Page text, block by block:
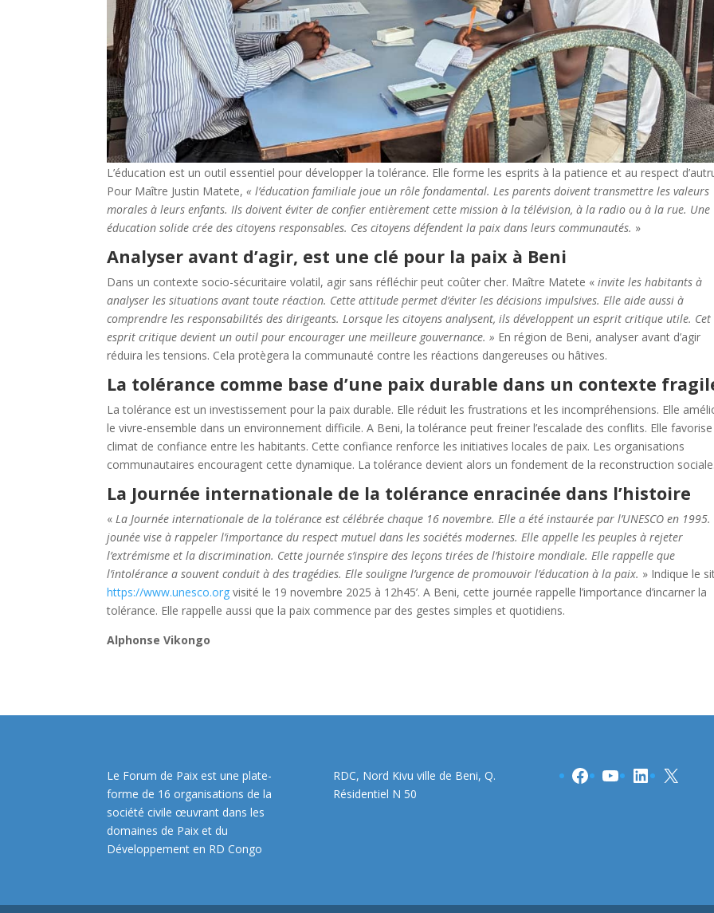
L’éducation est un outil essentiel pour développer la tolérance. Elle forme les esprits à la patience et au respect
Pour Maître Justin Matete,« l’éducation familiale joue un rôle fondamental. Les parents doivent transmettre les valeurs
morales à leurs enfants. Ils doivent éviter de confier entièrement cette mission à la télévision, à la radio ou à la rue. Une
éducation solide crée des citoyens responsables. Ces citoyens défendent la paix dans leurs communautés. »
Analyser avant d’agir, est une clé pour la paix à Beni
Dans un contexte socio-sécuritaire volatil, agir sans réfléchir peut coûter cher. Maître Matete «invite les habitants à
analyser les situations avant toute réaction. Cette attitude permet d’éviter les décisions impulsives. Elle aide aussi à
comprendre les responsabilités des dirigeants. Lorsque les citoyens analysent, ils développent un esprit critique utile. Cet
esprit critique devient un outil pour encourager une meilleure gouvernance. » En région de Beni, analyser avant d’agir
réduira les tensions. Cela protègera la communauté contre les réactions dangereuses ou hâtives.
La tolérance comme base d’une paix durable dans un contexte
La tolérance est un investissement pour la paix durable. Elle réduit les frustrations et les incompréhensions. Elle
le vivre-ensemble dans un environnement difficile. A Beni, la tolérance peut freiner l’escalade des conflits. Elle
climat de confiance entre les habitants. Cette confiance renforce les initiatives locales de paix. Les organisations
communautaires encouragent cette dynamique. La tolérance devient alors un fondement de la reconstruction
La Journée internationale de la tolérance enracinée dans l’histoire
« La Journée internationale de la tolérance est célébrée chaque 16 novembre. Elle a été instaurée par l’UNESCO en 1995.
jounée vise à rappeler l’importance du respect mutuel dans les sociétés modernes. Elle appelle les peuples à rejeter
l’extrémisme et la discrimination. Cette journée s’inspire des leçons tirées de l’histoire mondiale. Elle rappelle que
l’intolérance a souvent conduit à des tragédies. Elle souligne l’urgence de promouvoir l’éducation à la paix. » Indique le
https://www.unesco.org visité le 19 novembre 2025 à 12h45’. A Beni, cette journée rappelle l’importance d’incarner la
tolérance. Elle rappelle aussi que la paix commence par des gestes simples et quotidiens.
Alphonse Vikongo
Le Forum de Paix est une plate-
forme de 16 organisations de la
société civile œuvrant dans les
domaines de Paix et du
Développement en RD Congo
RDC, Nord Kivu ville de Beni, Q.
Résidentiel N 50
Facebook
YouTube
LinkedIn
X